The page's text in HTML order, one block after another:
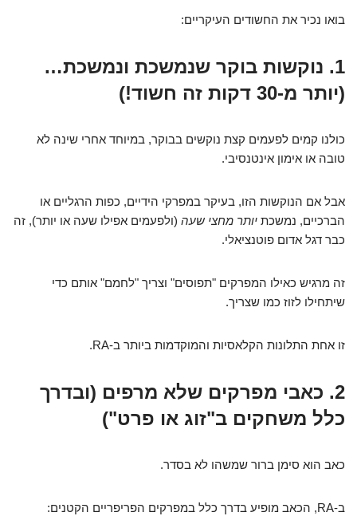
בואו נכיר את החשודים העיקריים:
1. נוקשות בוקר שנמשכת ונמשכת…
(יותר מ-30 דקות זה חשוד!)
כולנו קמים לפעמים קצת נוקשים בבוקר, במיוחד אחרי שינה לא
טובה או אימון אינטנסיבי.
אבל אם הנוקשות הזו, בעיקר במפרקי הידיים, כפות הרגליים או
הברכיים, נמשכת יותר מחצי שעה (ולפעמים אפילו שעה או יותר), זה
כבר דגל אדום פוטנציאלי.
זה מרגיש כאילו המפרקים "תפוסים" וצריך "לחמם" אותם כדי
שיתחילו לזוז כמו שצריך.
זו אחת התלונות הקלאסיות והמוקדמות ביותר ב-RA.
2. כאבי מפרקים שלא מרפים (ובדרך
כלל משחקים ב"זוג או פרט")
כאב הוא סימן ברור שמשהו לא בסדר.
ב-RA, הכאב מופיע בדרך כלל במפרקים הפריפריים הקטנים: